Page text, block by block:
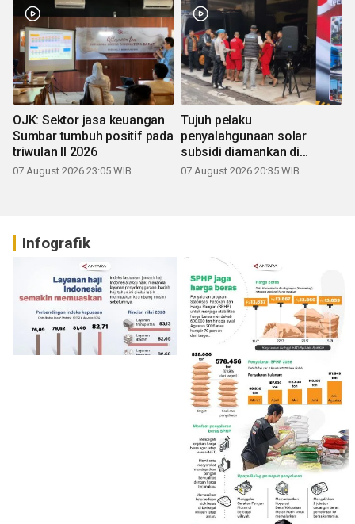
OJK: Sektor jasa keuangan
Sumbar tumbuh positif pada
triwulan II 2026
07 August 2026 23:05 WIB
Tujuh pelaku
penyalahgunaan solar
subsidi diamankan di
Sumbar
07 August 2026 20:35 WIB
Infografik